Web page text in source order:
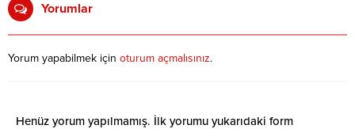
Yorumlar
Yorum yapabilmek için oturum açmalısınız.
Henüz yorum yapılmamış. İlk yorumu yukarıdaki form